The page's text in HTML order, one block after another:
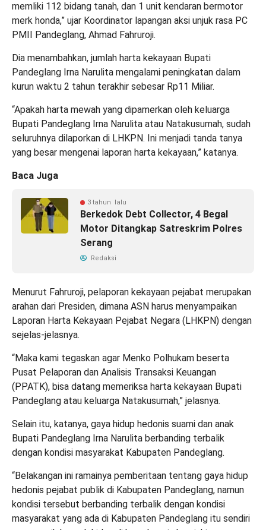
memliki 112 bidang tanah, dan 1 unit kendaran bermotor
merk honda,” ujar Koordinator lapangan aksi unjuk rasa PC
PMII Pandeglang, Ahmad Fahruroji.
Dia menambahkan, jumlah harta kekayaan Bupati
Pandeglang Irna Narulita mengalami peningkatan dalam
kurun waktu 2 tahun terakhir sebesar Rp11 Miliar.
“Apakah harta mewah yang dipamerkan oleh keluarga
Bupati Pandeglang Irna Narulita atau Natakusumah, sudah
seluruhnya dilaporkan di LHKPN. Ini menjadi tanda tanya
yang besar mengenai laporan harta kekayaan,” katanya.
Baca Juga
3 tahun lalu
Berkedok Debt Collector, 4 Begal
Motor Ditangkap Satreskrim Polres
Serang
Redaksi
Menurut Fahruroji, pelaporan kekayaan pejabat merupakan
arahan dari Presiden, dimana ASN harus menyampaikan
Laporan Harta Kekayaan Pejabat Negara (LHKPN) dengan
sejelas-jelasnya.
“Maka kami tegaskan agar Menko Polhukam beserta
Pusat Pelaporan dan Analisis Transaksi Keuangan
(PPATK), bisa datang memeriksa harta kekayaan Bupati
Pandeglang atau keluarga Natakusumah,” jelasnya.
Selain itu, katanya, gaya hidup hedonis suami dan anak
Bupati Pandeglang Irna Narulita berbanding terbalik
dengan kondisi masyarakat Kabupaten Pandeglang.
“Belakangan ini ramainya pemberitaan tentang gaya hidup
hedonis pejabat publik di Kabupaten Pandeglang, namun
kondisi tersebut berbanding terbalik dengan kondisi
masyarakat yang ada di Kabupaten Pandeglang itu sendiri